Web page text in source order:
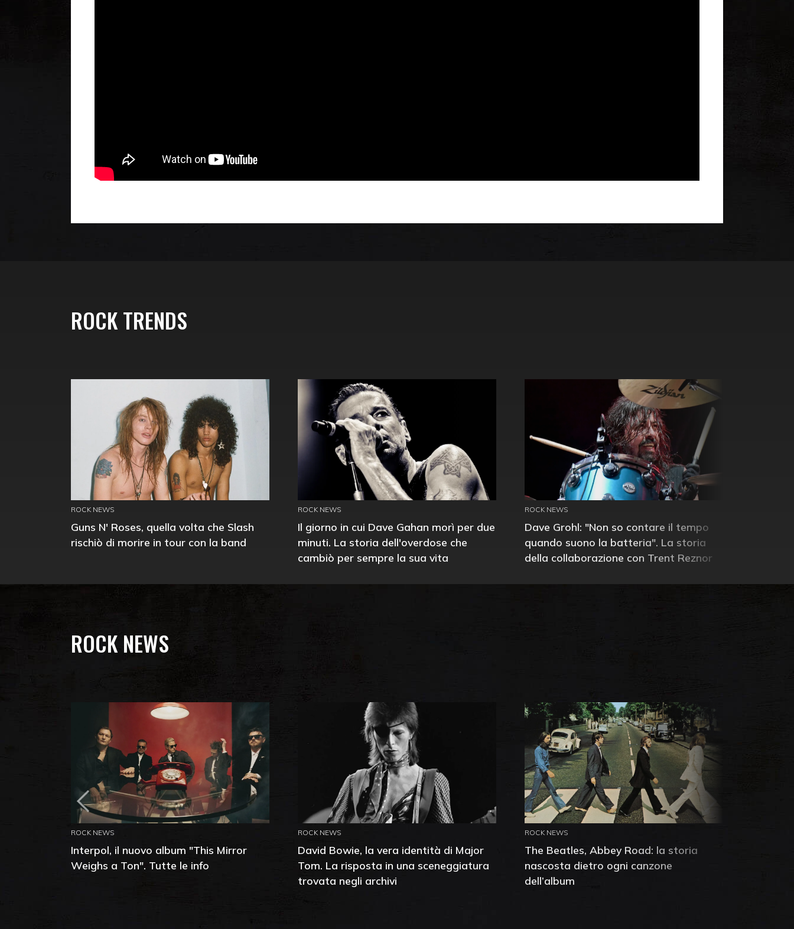
ROCK TRENDS
ROCK NEWS
Guns N' Roses, quella volta che Slash
rischiò di morire in tour con la band
ROCK NEWS
Il giorno in cui Dave Gahan morì per due
minuti. La storia dell'overdose che
cambiò per sempre la sua vita
ROCK NEWS
Dave Grohl: "Non so contare il tempo
quando suono la batteria". La storia
della collaborazione con Trent Reznor
ROCK NEWS
ROCK NEWS
Interpol, il nuovo album "This Mirror
Weighs a Ton". Tutte le info
ROCK NEWS
David Bowie, la vera identità di Major
Tom. La risposta in una sceneggiatura
trovata negli archivi
ROCK NEWS
The Beatles, Abbey Road: la storia
nascosta dietro ogni canzone
dell’album